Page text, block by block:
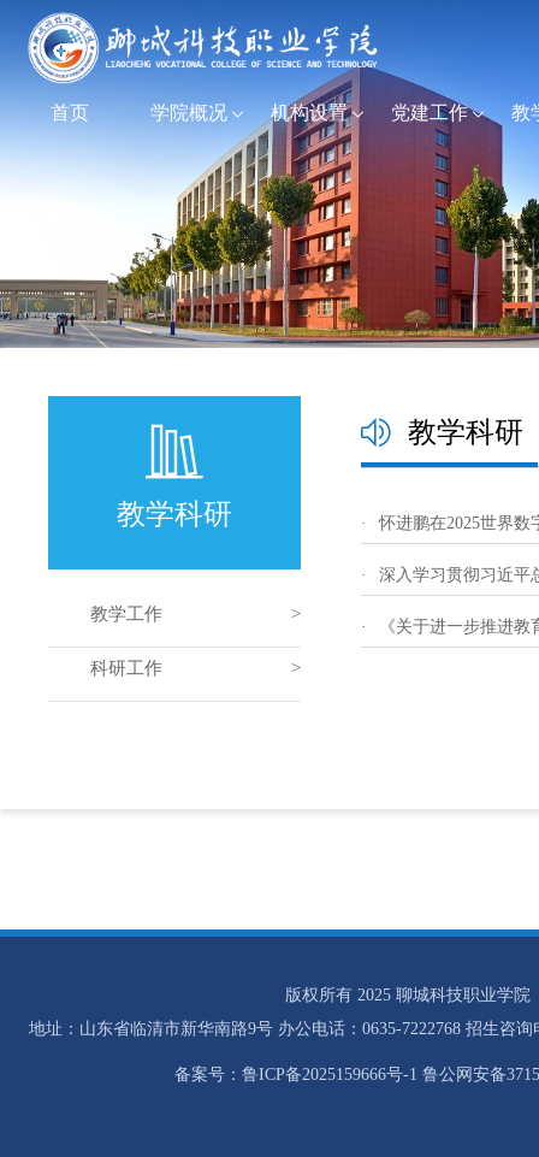
首页 学院概况 机构设置 党建工作 教
教学科研
教学工作
科研工作
教学科研
· 怀进鹏在2025世界数
· 深入学习贯彻习近平
· 《关于进一步推进
版权所有 2025 聊城科技职业学院
地址：山东省临清市新华南路9号 办公电话：0635-7222768 招生咨询
备案号：鲁ICP备2025159666号-1 鲁公网安备